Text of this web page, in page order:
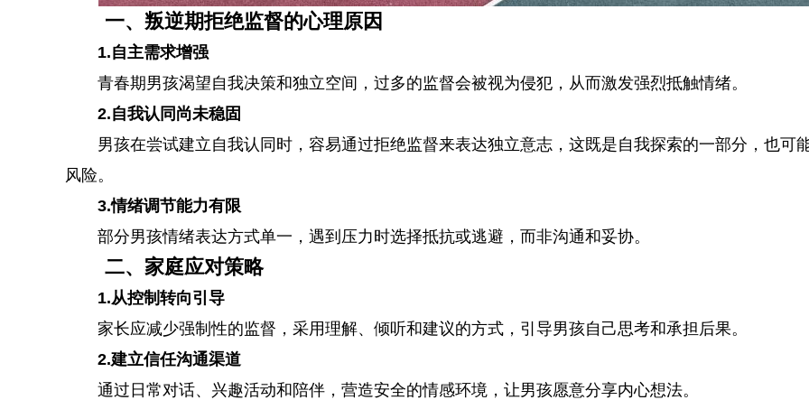
一、叛逆期拒绝监督的心理原因
1.自主需求增强
青春期男孩渴望自我决策和独立空间，过多的监督会被视为侵犯，从而激发强烈抵触情绪。
2.自我认同尚未稳固
男孩在尝试建立自我认同时，容易通过拒绝监督来表达独立意志，这既是自我探索的一部分，也可
风险。
3.情绪调节能力有限
部分男孩情绪表达方式单一，遇到压力时选择抵抗或逃避，而非沟通和妥协。
二、家庭应对策略
1.从控制转向引导
家长应减少强制性的监督，采用理解、倾听和建议的方式，引导男孩自己思考和承担后果。
2.建立信任沟通渠道
通过日常对话、兴趣活动和陪伴，营造安全的情感环境，让男孩愿意分享内心想法。